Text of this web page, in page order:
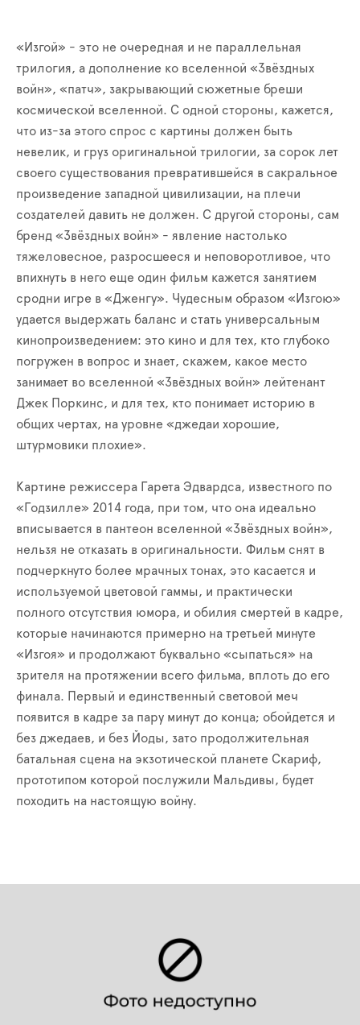
«Изгой» - это не очередная и не параллельная
трилогия, а дополнение ко вселенной «Звёздных
войн», «патч», закрывающий сюжетные бреши
космической вселенной. С одной стороны, кажется,
что из-за этого спрос с картины должен быть
невелик, и груз оригинальной трилогии, за сорок лет
своего существования превратившейся в сакральное
произведение западной цивилизации, на плечи
создателей давить не должен. С другой стороны, сам
бренд «Звёздных войн» - явление настолько
тяжеловесное, разросшееся и неповоротливое, что
впихнуть в него еще один фильм кажется занятием
сродни игре в «Дженгу». Чудесным образом «Изгою»
удается выдержать баланс и стать универсальным
кинопроизведением: это кино и для тех, кто глубоко
погружен в вопрос и знает, скажем, какое место
занимает во вселенной «Звёздных войн» лейтенант
Джек Поркинс, и для тех, кто понимает историю в
общих чертах, на уровне «джедаи хорошие,
штурмовики плохие».
Картине режиссера Гарета Эдвардса, известного по
«Годзилле» 2014 года, при том, что она идеально
вписывается в пантеон вселенной «Звёздных войн»,
нельзя не отказать в оригинальности. Фильм снят в
подчеркнуто более мрачных тонах, это касается и
используемой цветовой гаммы, и практически
полного отсутствия юмора, и обилия смертей в кадре,
которые начинаются примерно на третьей минуте
«Изгоя» и продолжают буквально «сыпаться» на
зрителя на протяжении всего фильма, вплоть до его
финала. Первый и единственный световой меч
появится в кадре за пару минут до конца; обойдется и
без джедаев, и без Йоды, зато продолжительная
батальная сцена на экзотической планете Скариф,
прототипом которой послужили Мальдивы, будет
походить на настоящую войну.